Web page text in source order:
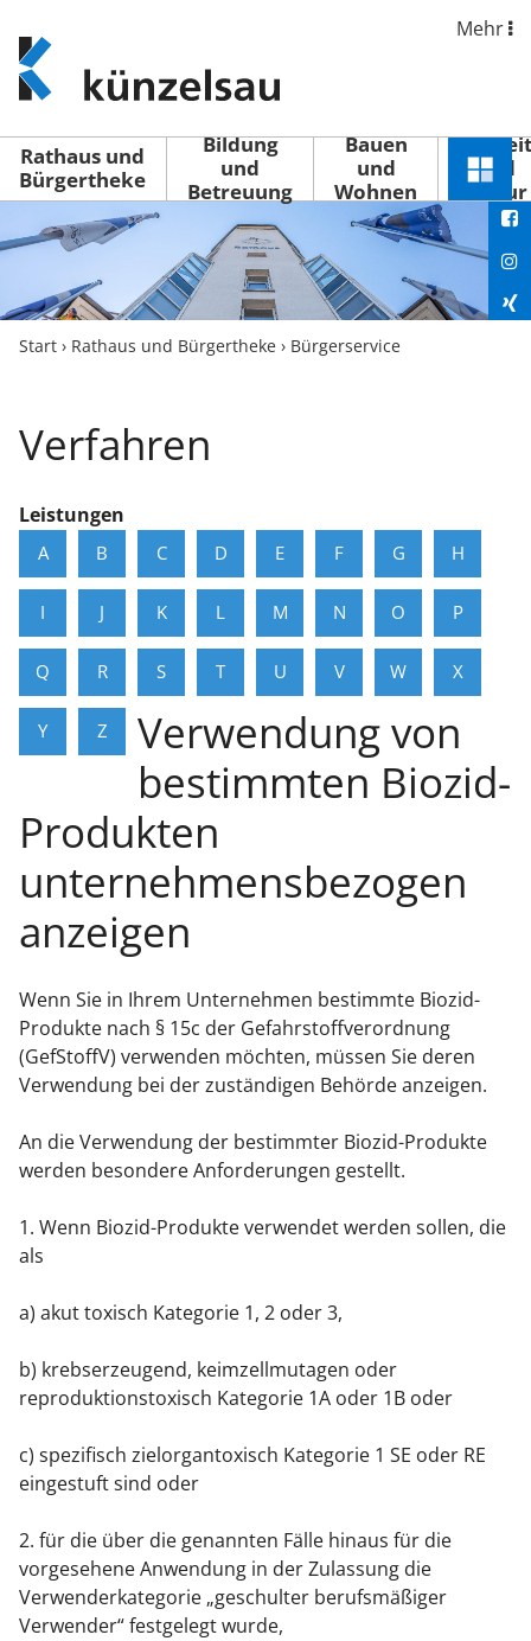
www.kuenzelsau.de
(zur
Startseite)
Mehr
Rathaus und
Bürgertheke
Bildung
und
Betreuung
Bauen
und
Wohnen
Freizeit
und
Kultur
Menü
Start › Rathaus und Bürgertheke › Bürgerservice
Verfahren
Leistungen
A B C D E F G H
I J K L M N O P
Q R S T U V W X
Y Z
Verwendung von
bestimmten Biozid-
Produkten
unternehmensbezogen
anzeigen
Wenn Sie in Ihrem Unternehmen bestimmte Biozid-
Produkte nach § 15c der Gefahrstoffverordnung
(GefStoffV) verwenden möchten, müssen Sie deren
Verwendung bei der zuständigen Behörde anzeigen.
An die Verwendung der bestimmter Biozid-Produkte
werden besondere Anforderungen gestellt.
1. Wenn Biozid-Produkte verwendet werden sollen, die
als
a) akut toxisch Kategorie 1, 2 oder 3,
b) krebserzeugend, keimzellmutagen oder
reproduktionstoxisch Kategorie 1A oder 1B oder
c) spezifisch zielorgantoxisch Kategorie 1 SE oder RE
eingestuft sind oder
2. für die über die genannten Fälle hinaus für die
vorgesehene Anwendung in der Zulassung die
Verwenderkategorie „geschulter berufsmäßiger
Verwender“ festgelegt wurde,